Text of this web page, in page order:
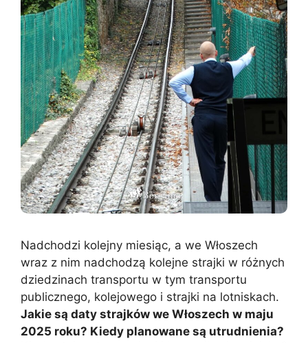
Nadchodzi kolejny miesiąc, a we Włoszech
wraz z nim nadchodzą kolejne strajki w różnych
dziedzinach transportu w tym transportu
publicznego, kolejowego i strajki na lotniskach.
Jakie są daty strajków we Włoszech w maju
2025 roku? Kiedy planowane są utrudnienia?